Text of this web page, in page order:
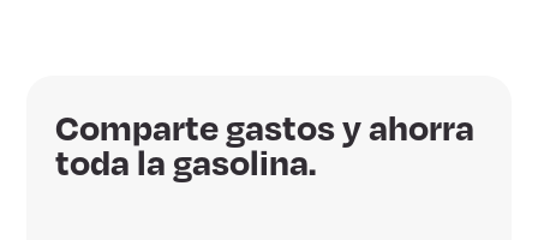
Comparte gastos y ahorra
toda la gasolina.